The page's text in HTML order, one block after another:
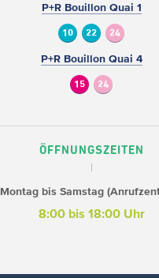
P+R Bouillon Quai 1
10 22 24
P+R Bouillon Quai 4
15 24
ÖFFNUNGSZEITEN
Montag bis Samstag
8:00 bis 18:00 Uhr